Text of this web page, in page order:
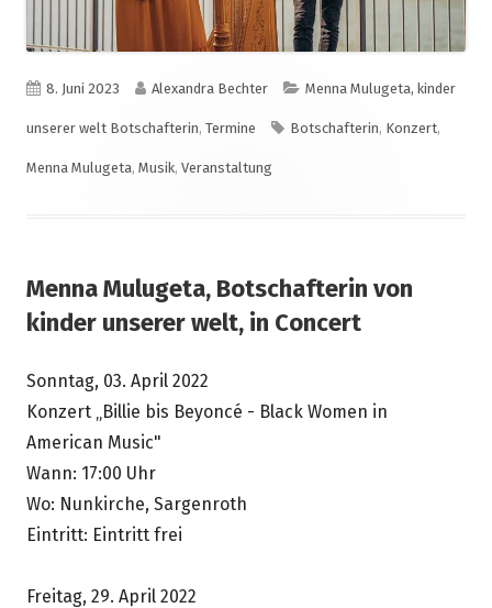
Veröffentlicht
am
8. Juni 2023 Autor
Alexandra Bechter Kategorien
Menna Mulugeta, kinder
unserer welt Botschafterin, Termine Schlagwörter
Botschafterin, Konzert,
Menna Mulugeta, Musik, Veranstaltung
Menna Mulugeta, Botschafterin von
kinder unserer welt, in Concert
Sonntag, 03. April 2022
Konzert „Billie bis Beyoncé - Black Women in
American Music"
Wann: 17:00 Uhr
Wo: Nunkirche, Sargenroth
Eintritt: Eintritt frei
Freitag, 29. April 2022